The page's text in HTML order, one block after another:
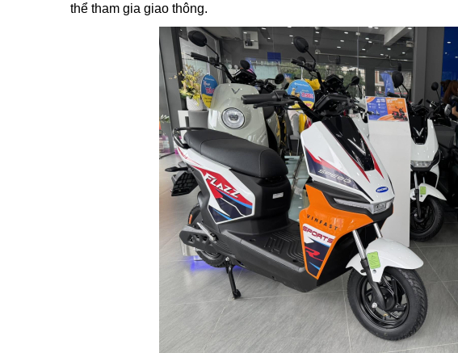
thể tham gia giao thông.